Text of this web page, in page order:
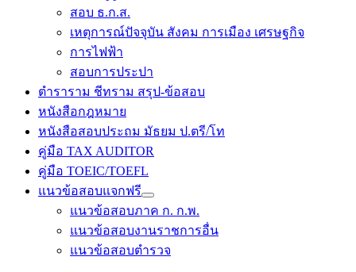
สอบ ธ.ก.ส.
เหตุการณ์ปัจจุบัน สังคม การเมือง เศรษฐกิจ
การไฟฟ้า
สอบการประปา
ตำราราม ชีทราม สรุป-ข้อสอบ
หนังสือกฎหมาย
หนังสือสอบประถม มัธยม ป.ตรี/โท
คู่มือ TAX AUDITOR
คู่มือ TOEIC/TOEFL
แนวข้อสอบแจกฟรี
แนวข้อสอบภาค ก. ก.พ.
แนวข้อสอบงานราชการอื่น
แนวข้อสอบตำรวจ